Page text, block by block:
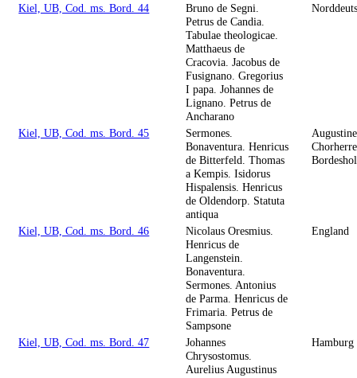
Kiel, UB, Cod. ms. Bord. 44
Bruno de Segni.
Petrus de Candia.
Tabulae theologicae.
Matthaeus de
Cracovia. Jacobus de
Fusignano. Gregorius
I papa. Johannes de
Lignano. Petrus de
Ancharano
Kiel, UB, Cod. ms. Bord. 45
Sermones.
Bonaventura. Henricus
de Bitterfeld. Thomas
a Kempis. Isidorus
Hispalensis. Henricus
de Oldendorp. Statuta
antiqua
Kiel, UB, Cod. ms. Bord. 46
Nicolaus Oresmius.
Henricus de
Langenstein.
Bonaventura.
Sermones. Antonius
de Parma. Henricus de
Frimaria. Petrus de
Sampsone
England
Kiel, UB, Cod. ms. Bord. 47
Johannes
Chrysostomus.
Aurelius Augustinus
Hamburg